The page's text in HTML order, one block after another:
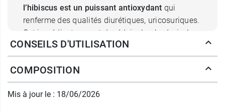
l’hibiscus est un puissant antioxydant qui
renferme des qualités diurétiques, uricosuriques.
Cet ingrédient permet de réduire la glycémie, les
triglycérides et le cholestérol. En outre, il est
riche en vitamine C, rafraîchit et réconforte tout
en agissant comme une sorte de «
graisse».
CONSEILS D'UTILISATION
COMPOSITION
Mis à jour le : 18/06/2026